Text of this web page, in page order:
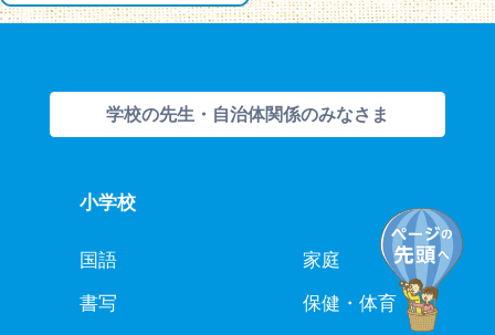
学校の先生・自治体関係のみなさま
小学校
国語
書写
家庭
保健・体育